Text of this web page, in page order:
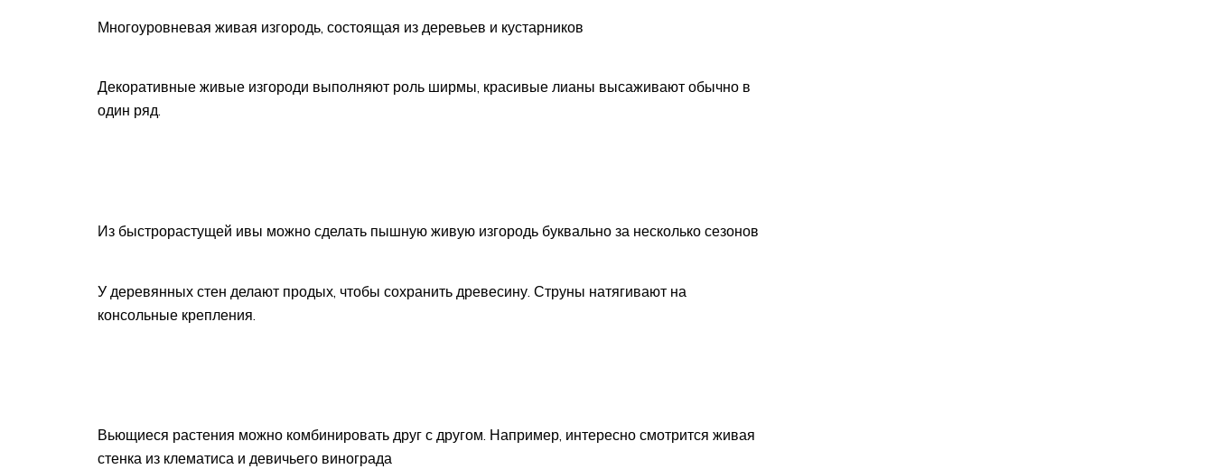
Многоуровневая живая изгородь, состоящая из деревьев и кустарников
Декоративные живые изгороди выполняют роль ширмы, красивые лианы высаживают обычно в
один ряд.
Из быстрорастущей ивы можно сделать пышную живую изгородь буквально за несколько сезонов
У деревянных стен делают продых, чтобы сохранить древесину. Струны натягивают на
консольные крепления.
Вьющиеся растения можно комбинировать друг с другом. Например, интересно смотрится живая
стенка из клематиса и девичьего винограда